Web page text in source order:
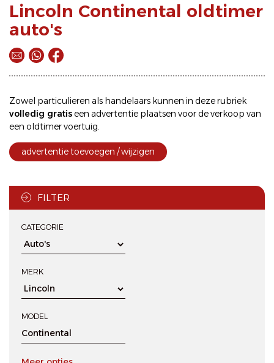
Lincoln Continental oldtimer
auto's
Zowel particulieren als handelaars kunnen in deze rubriek
volledig gratis een advertentie plaatsen voor deverkoop van
een oldtimer voertuig.
advertentie toevoegen / wijzigen
FILTER
CATEGORIE
MERK
MODEL